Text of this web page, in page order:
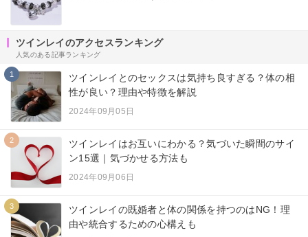
ツインレイのアクセスランキング
人気のある記事ランキング
1
ツインレイとのセックスは気持ち良すぎる？体の相
性が良い？理由や特徴を解説
2024年09月05日
2
ツインレイはお互いにわかる？気づいた瞬間のサイ
ン15選｜気づかせる方法も
2024年09月06日
3
ツインレイの既婚者と体の関係を持つのはNG！理
由や統合するための心構えも